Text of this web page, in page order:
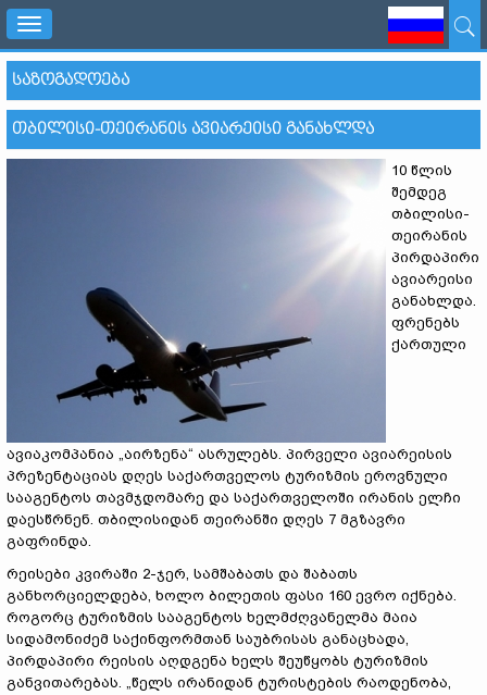
Toggle
navigation
ᲡᲐᲖᲝᲒᲐᲓᲝᲔᲑᲐ
ᲗᲑᲘᲚᲘᲡᲘ-ᲗᲔᲘᲠᲐᲜᲘᲡ ᲐᲕᲘᲐᲠᲔᲘᲡᲘ ᲒᲐᲜᲐᲮᲚᲓᲐ
10 წლის
შემდეგ
თბილისი-
თეირანის
პირდაპირი
ავიარეისი
განახლდა.
ფრენებს
ქართული
ავიაკომპანია „აირზენა“ ასრულებს. პირველი ავიარეისის
პრეზენტაციას დღეს საქართველოს ტურიზმის ეროვნული
სააგენტოს თავმჯდომარე და საქართველოში ირანის ელჩი
დაესწრნენ. თბილისიდან თეირანში დღეს 7 მგზავრი
გაფრინდა.
რეისები კვირაში 2-ჯერ, სამშაბათს და შაბათს
განხორციელდება, ხოლო ბილეთის ფასი 160 ევრო იქნება.
როგორც ტურიზმის სააგენტოს ხელმძღვანელმა მაია
სიდამონიძემ საქინფორმთან საუბრისას განაცხადა,
პირდაპირი რეისის აღდგენა ხელს შეუწყობს ტურიზმის
განვითარებას. „წელს ირანიდან ტურისტების რაოდენობა,